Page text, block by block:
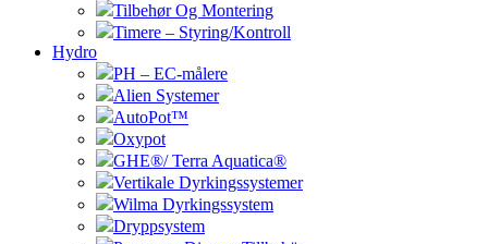
Tilbehør Og Montering
Timere – Styring/Kontroll
Hydro
PH – EC-målere
Alien Systemer
AutoPot™
Oxypot
GHE®/ Terra Aquatica®
Vertikale Dyrkingssystemer
Wilma Dyrkingssystem
Dryppsystem